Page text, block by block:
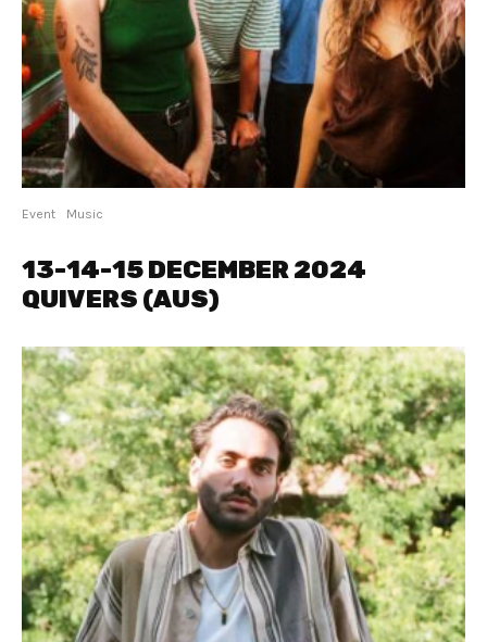
Event Music
13-14-15 DECEMBER 2024
QUIVERS (AUS)